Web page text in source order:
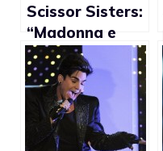
Scissor Sisters:
“Madonna e
Lady Gaga le
due più grandi
icone gay”